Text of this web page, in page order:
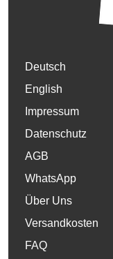
Deutsch
English
Impressum
Datenschutz
AGB
WhatsApp
Über Uns
Versandkosten
FAQ